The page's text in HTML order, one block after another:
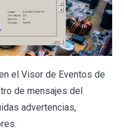
el Visor de Eventos de
de mensajes del
advertencias,